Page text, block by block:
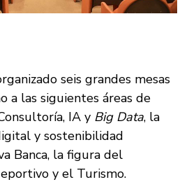
seis grandes mesas
a las siguientes áreas de
IA y Big Data, la
y sostenibilidad
Banca, la figura del
y el Turismo.